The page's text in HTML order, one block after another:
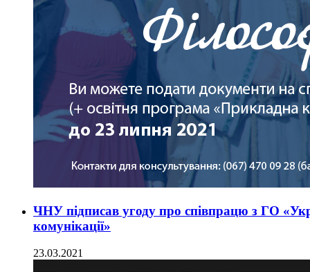
ЧНУ підписав угоду про співпрацю з ГО
комунікації»
23.03.2021